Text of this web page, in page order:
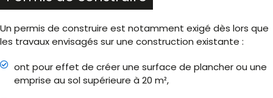
Un permis de construire est notamment exigé dès lors que
les travaux envisagés sur une construction existante :
ont pour effet de créer une surface de plancher ou une
emprise au sol supérieure à 20 m²,